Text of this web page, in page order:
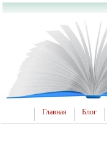
Главная Блог